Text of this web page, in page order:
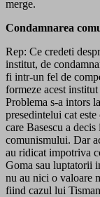
merge.
Condamnarea
Rep: Ce credeti
institut, de
fi intr-un fel de
formeze acest
Problema s-a intors
presedintelui cat
care Basescu a
comunismului. Dar
au ridicat impotriva
Goma sau luptatorii
nu au nici o valoare
fiind cazul lui